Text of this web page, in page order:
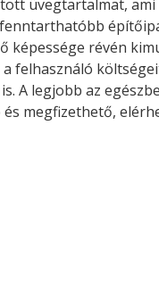
üvegtartalmat,
képessége révén
a felhasználó
A legjobb az
megfizethető,